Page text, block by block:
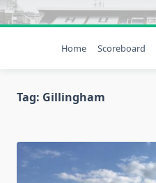
Home Scoreboard
Tag: Gillingham